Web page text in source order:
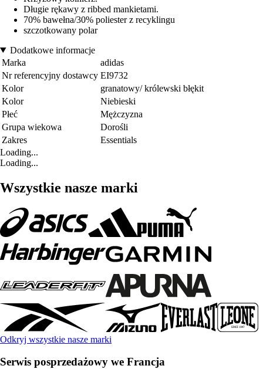
Długie rękawy z ribbed mankietami.
70% bawełna/30% poliester z recyklingu
szczotkowany polar
Dodatkowe informacje
Marka
adidas
Nr referencyjny dostawcy EI9732
Kolor
granatowy/ królewski błękit
Kolor
Niebieski
Płeć
Mężczyzna
Grupa wiekowa
Dorośli
Zakres
Essentials
Loading...
Loading...
Wszystkie nasze marki
Odkryj wszystkie nasze marki
Serwis posprzedażowy we Francja